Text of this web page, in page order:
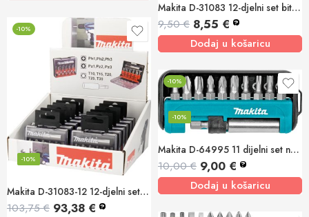
Makita D-31083 12-djelni set bit nastavaka
9,50€ 8,55 € ?
Dodaj u košaricu
-10%
Makita D-31083-12 12-djelni set bit nastavaka 12/1
-10%
103,75€ 93,38 € ?
-10%
Makita D-64995 11 dijelni set nastavaka za odvijač (PH,PZ,T)
-10%
10,00€ 9,00 € ?
Dodaj u košaricu